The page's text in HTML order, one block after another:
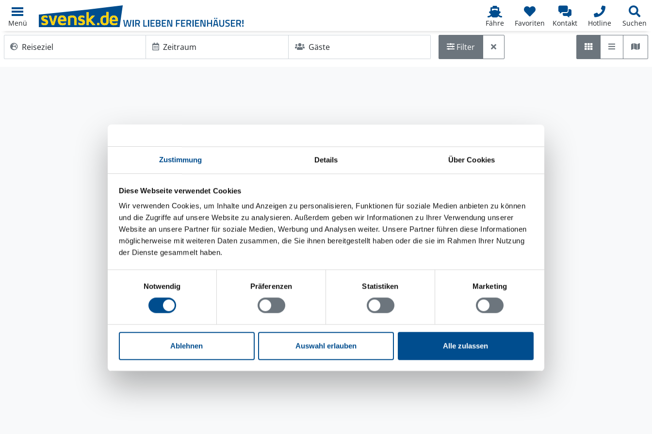
Zustimmung Details Über Cookies
Diese Webseite verwendet Cookies
Wir verwenden Cookies, um Inhalte und Anzeigen zu personalisieren, Funktionen für soziale Medien anbieten zu können
und die Zugriffe auf unsere Website zu analysieren. Außerdem geben wir Informationen zu Ihrer Verwendung unserer
Website an unsere Partner für soziale Medien, Werbung und Analysen weiter. Unsere Partner führen diese Informationen
möglicherweise mit weiteren Daten zusammen, die Sie ihnen bereitgestellt haben oder die sie im Rahmen Ihrer Nutzung
der Dienste gesammelt haben.
Notwendig
Präferenzen Statistiken Marketing
Ablehnen Auswahl erlauben Alle zulassen
Fähre Favoriten Kontakt Hotline Suchen
Menü
Reiseziel Zeitraum Gäste Filter RasterListe